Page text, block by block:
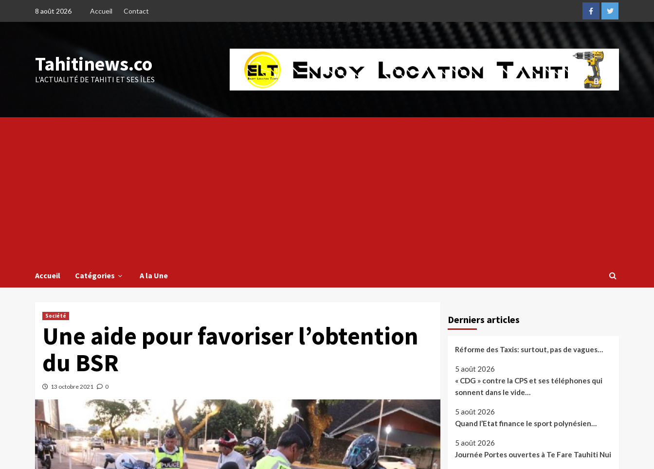
8 août 2026 Accueil Contact
FacebookTwitter
Tahitinews.co
L'ACTUALITÉ DE TAHITI ET SES ÎLES
Accueil Catégories A la Une
Société
Une aide pour favoriser l’obtention
du BSR
13 octobre 2021 0
Derniers articles
Réforme des Taxis: surtout, pas de vagues…
5 août 2026
« CDG » contre la CPS et ses téléphones qui
sonnent dans le vide…
5 août 2026
Quand l’Etat finance le sport polynésien…
5 août 2026
Journée Portes ouvertes à Te Fare Tauhiti Nui